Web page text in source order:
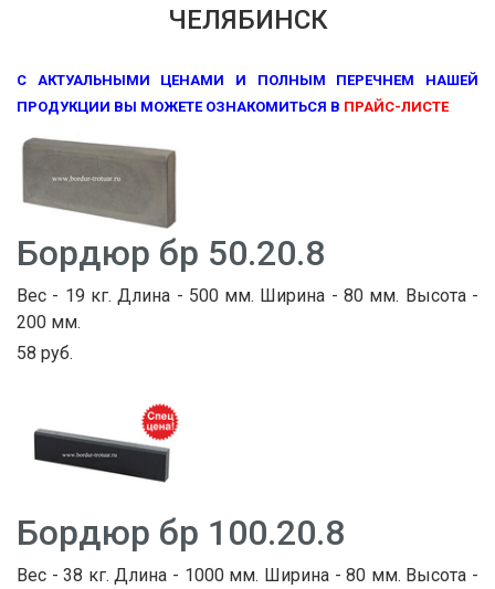
ЧЕЛЯБИНСК
С АКТУАЛЬНЫМИ ЦЕНАМИ И ПОЛНЫМ ПЕРЕЧНЕМ НАШЕЙ
ПРОДУКЦИИ ВЫ МОЖЕТЕ ОЗНАКОМИТЬСЯ В ПРАЙС-ЛИСТЕ
Бордюр бр 50.20.8
Вес - 19 кг. Длина - 500 мм. Ширина - 80 мм. Высота -
200 мм.
58 руб.
Бордюр бр 100.20.8
Вес - 38 кг. Длина - 1000 мм. Ширина - 80 мм. Высота -